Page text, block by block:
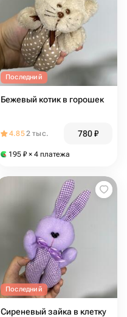
Последний
Бежевый котик в горошек
4.852 тыс. 780₽
195 ₽ × 4 платежа
Последний
Сиреневый зайка в клетку